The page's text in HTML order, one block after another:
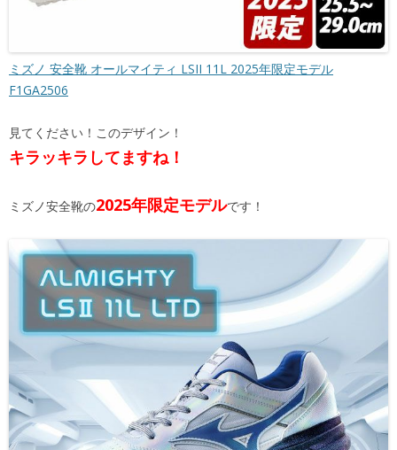
ミズノ 安全靴 オールマイティ LSII 11L 2025年限定モデル
F1GA2506
見てください！このデザイン！
キラッキラしてますね！
ミズノ安全靴の2025年限定モデルです！